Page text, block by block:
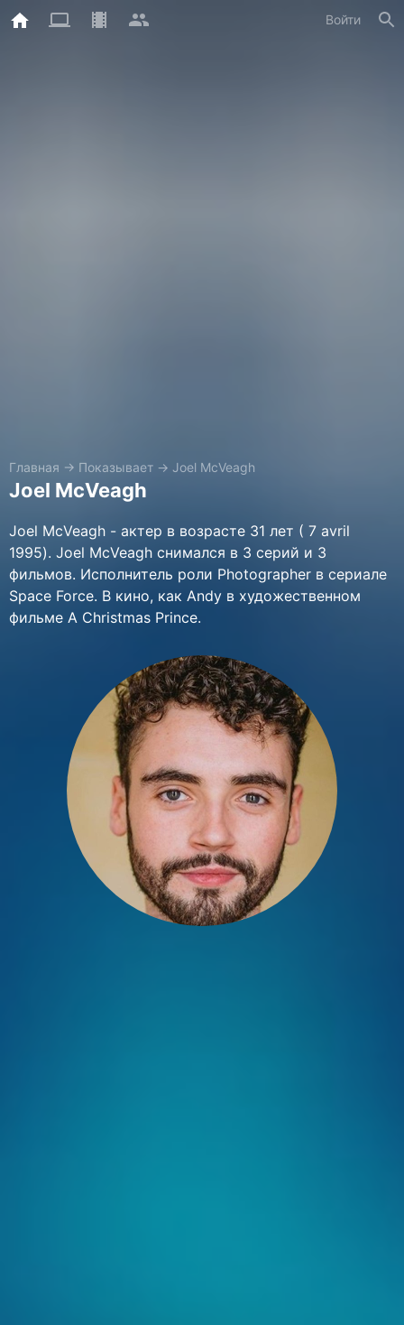
Войти
Главная → Показывает → Joel McVeagh
Joel McVeagh
Joel McVeagh - актер в возрасте 31 лет ( 7 avril
1995). Joel McVeagh снимался в 3 серий и 3
фильмов. Исполнитель роли Photographer в сериале
Space Force. В кино, как Andy в художественном
фильме A Christmas Prince.